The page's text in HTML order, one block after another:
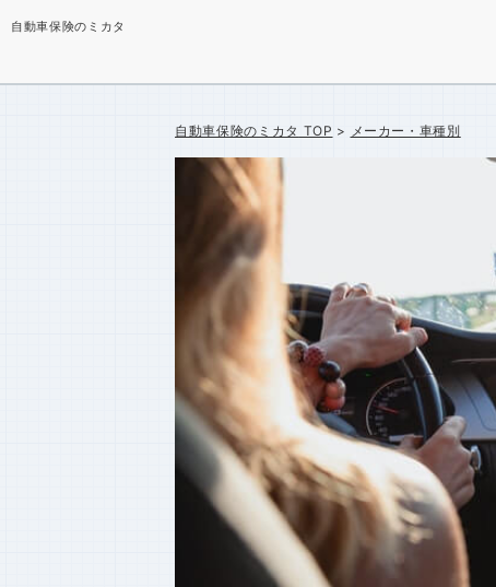
自動車保険のミカタ
自動車保険のミカタ TOP メーカー・車種別